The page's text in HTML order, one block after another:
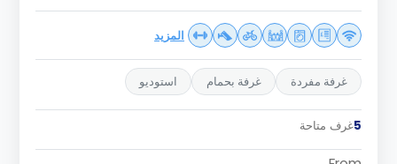
المزيد
غرفة مفردة غرفة بحمام استوديو
5غرف متاحة